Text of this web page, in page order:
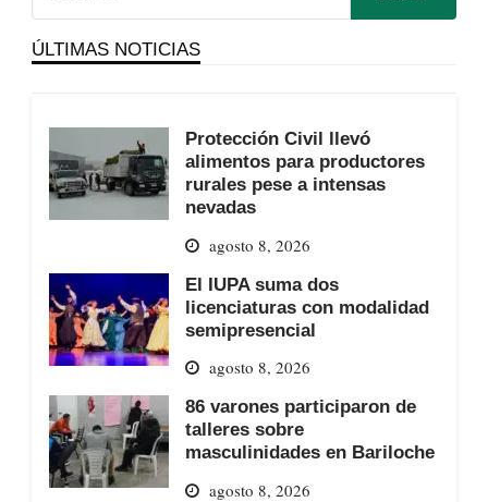
ÚLTIMAS NOTICIAS
Protección Civil llevó
alimentos para productores
rurales pese a intensas
nevadas
agosto 8, 2026
El IUPA suma dos
licenciaturas con modalidad
semipresencial
agosto 8, 2026
86 varones participaron de
talleres sobre
masculinidades en Bariloche
agosto 8, 2026